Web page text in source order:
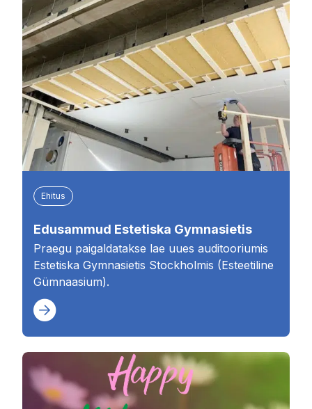
Ehitus
Edusammud Estetiska Gymnasietis
Praegu paigaldatakse lae uues auditooriumis
Estetiska Gymnasietis Stockholmis (Esteetiline
Gümnaasium).